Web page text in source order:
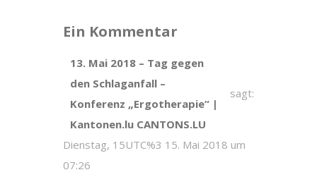
Ein Kommentar
13. Mai 2018 – Tag gegen
den Schlaganfall –
Konferenz „Ergotherapie“ |
Kantonen.lu CANTONS.LU
sagt:
Dienstag, 15UTC%3 15. Mai 2018 um
07:26